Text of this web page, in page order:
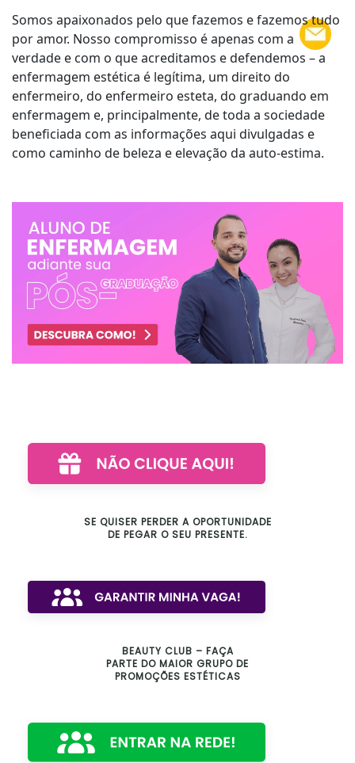
Somos apaixonados pelo que fazemos e fazemos tudo
por amor. Nosso compromisso é apenas com a
verdade e com o que acreditamos e defendemos – a
enfermagem estética é legítima, um direito do
enfermeiro, do enfermeiro esteta, do graduando em
enfermagem e, principalmente, de toda a sociedade
beneficiada com as informações aqui divulgadas e
como caminho de beleza e elevação da auto-estima.
SE QUISER PERDER A OPORTUNIDADE
DE PEGAR O SEU PRESENTE.
BEAUTY CLUB – FAÇA
PARTE DO MAIOR GRUPO DE
PROMOÇÕES ESTÉTICAS